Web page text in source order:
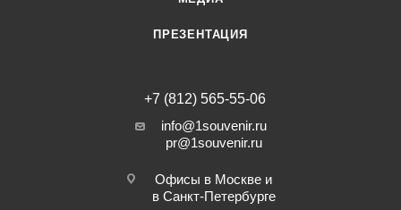
ПРЕЗЕНТАЦИЯ
+7 (812) 565-55-06
info@1souvenir.ru
pr@1souvenir.ru
Офисы в Москве и
в Санкт-Петербурге